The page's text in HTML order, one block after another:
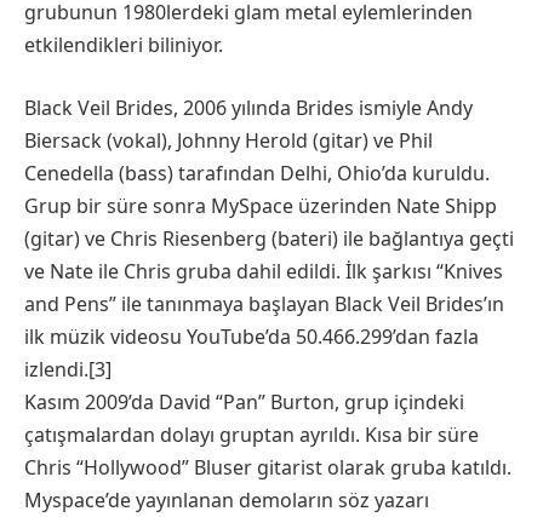
grubunun 1980lerdeki glam metal eylemlerinden
etkilendikleri biliniyor.
Black Veil Brides, 2006 yılında Brides ismiyle Andy
Biersack (vokal), Johnny Herold (gitar) ve Phil
Cenedella (bass) tarafından Delhi, Ohio’da kuruldu.
Grup bir süre sonra MySpace üzerinden Nate Shipp
(gitar) ve Chris Riesenberg (bateri) ile bağlantıya geçti
ve Nate ile Chris gruba dahil edildi. İlk şarkısı “Knives
and Pens” ile tanınmaya başlayan Black Veil Brides’ın
ilk müzik videosu YouTube’da 50.466.299’dan fazla
izlendi.[3]
Kasım 2009’da David “Pan” Burton, grup içindeki
çatışmalardan dolayı gruptan ayrıldı. Kısa bir süre
Chris “Hollywood” Bluser gitarist olarak gruba katıldı.
Myspace’de yayınlanan demoların söz yazarı